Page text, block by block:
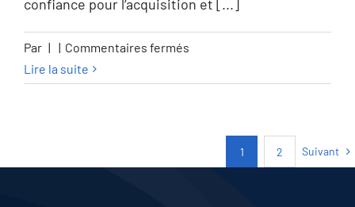
confiance pour l’acquisition et [...]
Par | | Commentaires fermés
Benz
Lire la suite
1 2 Suivant